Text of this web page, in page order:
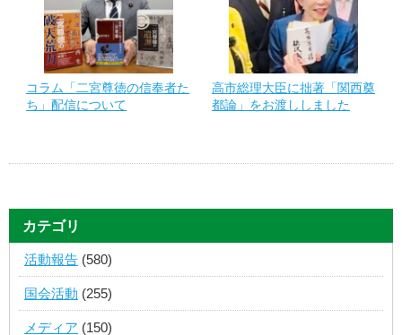
コラム「二宮尊徳の信奉者た
ち」配信について
高市総理大臣に拙著「関西奠
都論」をお渡ししました
カテゴリ
活動報告 (580)
国会活動 (255)
メディア (150)